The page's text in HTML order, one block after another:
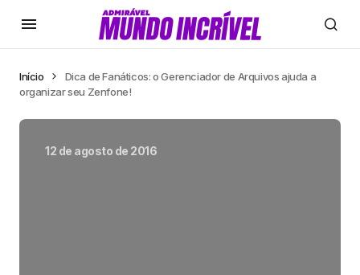
Início
Dica de Fanáticos: o Gerenciador de Arquivos ajuda a
organizar seu Zenfone!
12 de agosto de 2016